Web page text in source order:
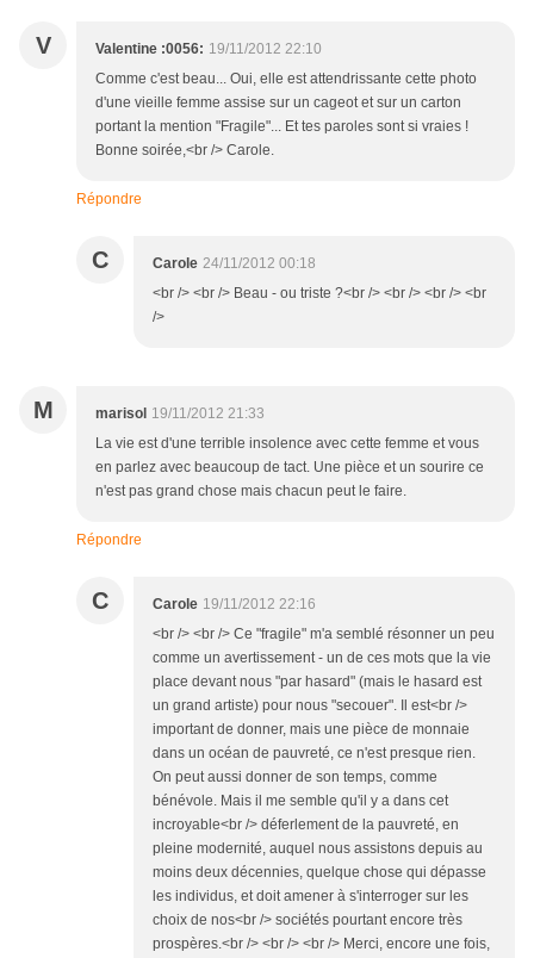
V Valentine :0056: 19/11/2012 22:10
Comme c'est beau... Oui, elle est attendrissante cette photo
d'une vieille femme assise sur un cageot et sur un carton
portant la mention "Fragile"... Et tes paroles sont si vraies !
Bonne soirée,<br /> Carole.
Répondre
C Carole 24/11/2012 00:18
<br /> <br /> Beau - ou triste ?<br /> <br /> <br /> <br
/>
M marisol 19/11/2012 21:33
La vie est d'une terrible insolence avec cette femme et vous
en parlez avec beaucoup de tact. Une pièce et un sourire ce
n'est pas grand chose mais chacun peut le faire.
Répondre
C Carole 19/11/2012 22:16
<br /> <br /> Ce "fragile" m'a semblé résonner un peu
comme un avertissement - un de ces mots que la vie
place devant nous "par hasard" (mais le hasard est
un grand artiste) pour nous "secouer". Il est<br />
important de donner, mais une pièce de monnaie
dans un océan de pauvreté, ce n'est presque rien.
On peut aussi donner de son temps, comme
bénévole. Mais il me semble qu'il y a dans cet
incroyable<br /> déferlement de la pauvreté, en
pleine modernité, auquel nous assistons depuis au
moins deux décennies, quelque chose qui dépasse
les individus, et doit amener à s'interroger sur les
choix de nos<br /> sociétés pourtant encore très
prospères.<br /> <br /> <br /> Merci, encore une fois,